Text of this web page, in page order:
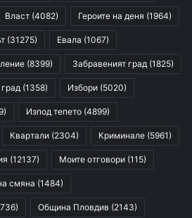
Власт (4082) Героите на деня (1964)
(31275) Евала (1067)
(8399) Забравеният град (1825)
(1358) Избори (5020)
Изпод тепето (4899)
Квартали (2304) Криминале (5961)
(12137) Моите отговори (115)
смяна (1484)
Община Пловдив (2143)